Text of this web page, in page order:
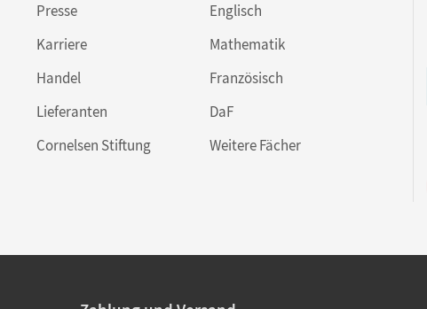
Presse
Karriere
Handel
Lieferanten
Cornelsen Stiftung
Englisch
Mathematik
Französisch
DaF
Weitere Fächer